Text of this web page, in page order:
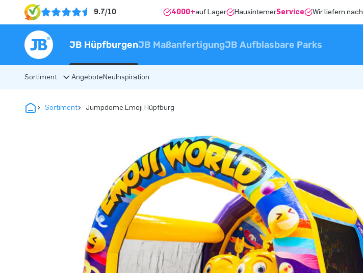
9.7/10 4000+auf Lager HausinternerService Wir liefern nach
JB HüpfburgenJB MaßanfertigungJB Aufblasbare Parks
Sortiment AngeboteNeuInspiration
Sortiment Jumpdome Emoji Hüpfburg